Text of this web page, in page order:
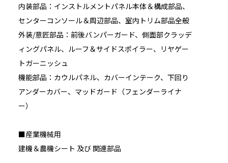
内装部品：インストルメントパネル本体＆構成部品、
センターコンソール＆周辺部品、室内トリム部品全般
外装/意匠部品：前後バンパーガード、側面部クラッデ
ィングパネル、ルーフ＆サイドスポイラー、リヤゲー
トガーニッシュ
機能部品：カウルパネル、カバーインテーク、下回り
アンダーカバー、マッドガード（フェンダーライナ
ー）
■産業機械用
建機＆農機シート 及び 関連部品